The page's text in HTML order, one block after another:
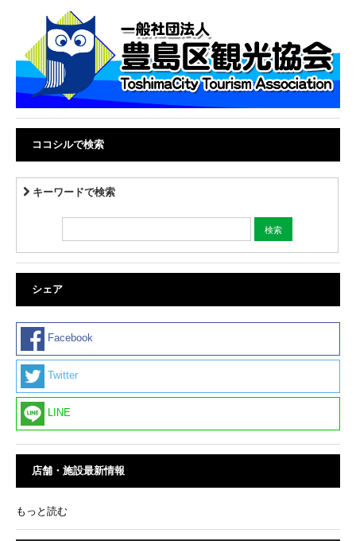
ココシルで検索
キーワードで検索
シェア
Facebook
Twitter
LINE
店舗・施設最新情報
もっと読む